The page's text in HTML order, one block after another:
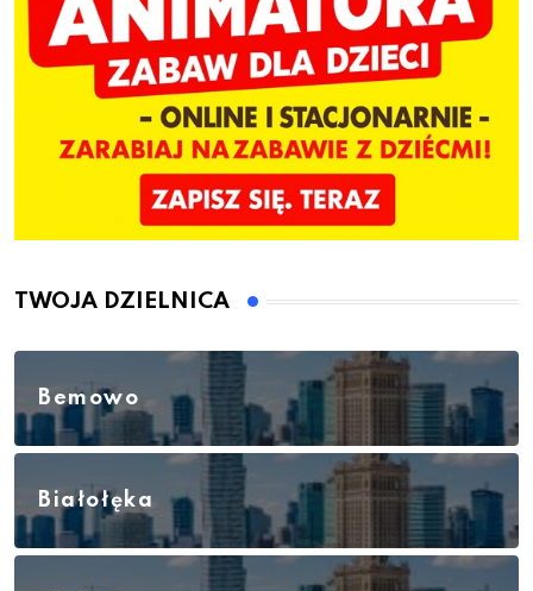
TWOJA DZIELNICA
Bemowo
Białołęka